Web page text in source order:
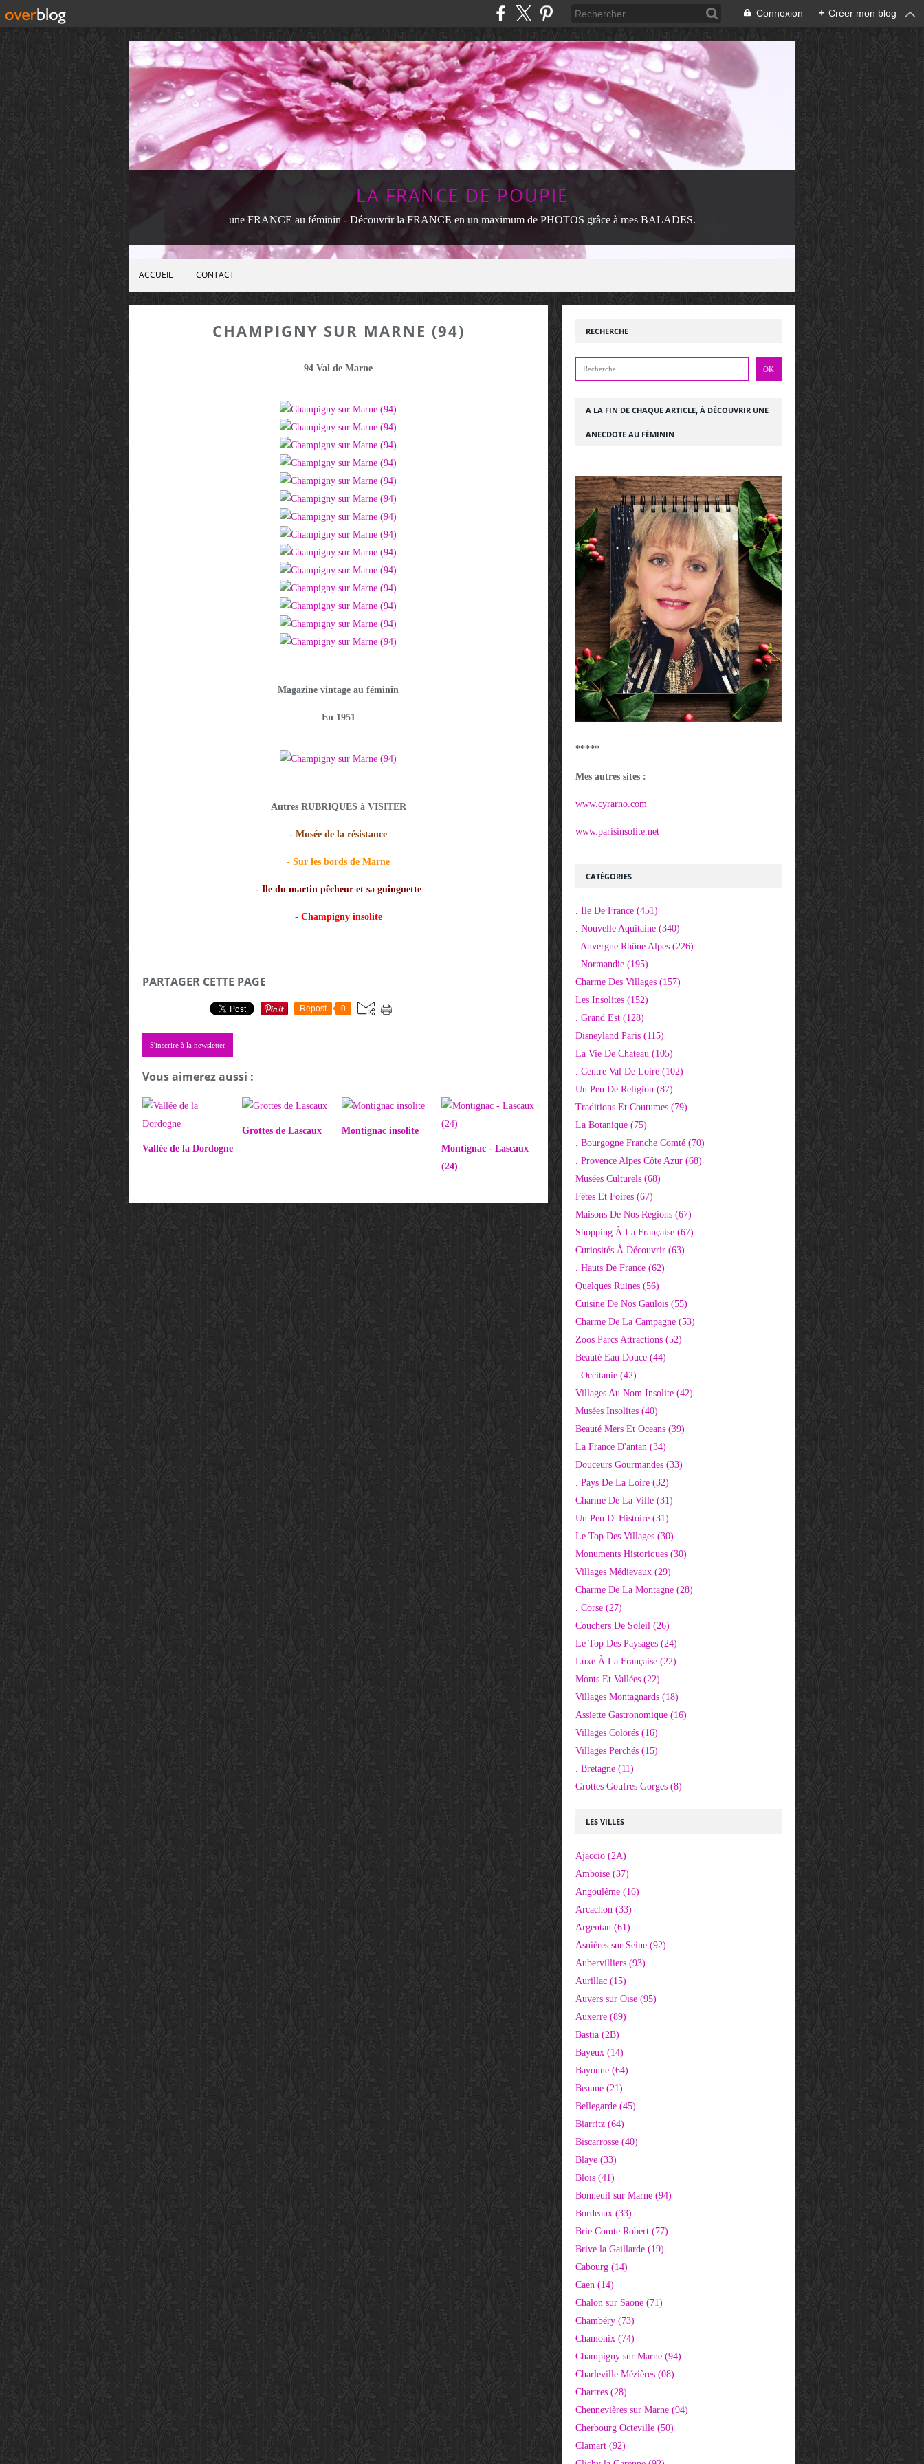
Connexion + Créer mon blog
LA FRANCE DE POUPIE
une FRANCE au féminin - Découvrir la FRANCE en un maximum de PHOTOS grâce à mes BALADES.
ACCUEIL CONTACT
CHAMPIGNY SUR MARNE (94)
94 Val de Marne
Magazine vintage au féminin
En 1951
Autres RUBRIQUES à VISITER
- Musée de la résistance
- Sur les bords de Marne
-Ile du martin pêcheur et sa guinguette
-Champigny insolite
PARTAGER CETTE PAGE
Repost 0
S'inscrire à la newsletter
Vous aimerez aussi :
Vallée de la Dordogne
Grottes de Lascaux
Montignac insolite
Montignac - Lascaux
(24)
RECHERCHE
LES VILLES
Ajaccio (2A)
Amboise (37)
Angoulême (16)
Arcachon (33)
Argentan (61)
Asnières sur Seine (92)
Aubervilliers (93)
Aurillac (15)
Auvers sur Oise (95)
Auxerre (89)
Bastia (2B)
Bayeux (14)
Bayonne (64)
Beaune (21)
Bellegarde (45)
Biarritz (64)
Biscarrosse (40)
Blaye (33)
Blois (41)
Bonneuil sur Marne (94)
Bordeaux (33)
Brie Comte Robert (77)
Brive la Gaillarde (19)
Cabourg (14)
Caen (14)
Chalon sur Saone (71)
Chambéry (73)
Chamonix (74)
Champigny sur Marne (94)
Charleville Mézières (08)
Chartres (28)
Chennevières sur Marne (94)
Cherbourg Octeville (50)
Clamart (92)
CATÉGORIES
. Ile De France (451)
. Nouvelle Aquitaine (340)
. Auvergne Rhône Alpes (226)
. Normandie (195)
Charme Des Villages (157)
Les Insolites (152)
. Grand Est (128)
Disneyland Paris (115)
La Vie De Chateau (105)
. Centre Val De Loire (102)
Un Peu De Religion (87)
Traditions Et Coutumes (79)
La Botanique (75)
. Bourgogne Franche Comté (70)
. Provence Alpes Côte Azur (68)
Musées Culturels (68)
Fêtes Et Foires (67)
Maisons De Nos Régions (67)
Shopping À La Française (67)
Curiosités À Découvrir (63)
. Hauts De France (62)
Quelques Ruines (56)
Cuisine De Nos Gaulois (55)
Charme De La Campagne (53)
Zoos Parcs Attractions (52)
Beauté Eau Douce (44)
. Occitanie (42)
Villages Au Nom Insolite (42)
Musées Insolites (40)
Beauté Mers Et Oceans (39)
La France D'antan (34)
Douceurs Gourmandes (33)
. Pays De La Loire (32)
Charme De La Ville (31)
Un Peu D' Histoire (31)
Le Top Des Villages (30)
Monuments Historiques (30)
Villages Médievaux (29)
Charme De La Montagne (28)
. Corse (27)
Couchers De Soleil (26)
Le Top Des Paysages (24)
Luxe À La Française (22)
Monts Et Vallées (22)
Villages Montagnards (18)
Assiette Gastronomique (16)
Villages Colorés (16)
Villages Perchés (15)
. Bretagne (11)
Grottes Goufres Gorges (8)
A LA FIN DE CHAQUE ARTICLE, À DÉCOUVRIR UNE
ANECDOTE AU FÉMININ
*****
Mes autres sites :
www.cyrarno.com
www.parisinsolite.net